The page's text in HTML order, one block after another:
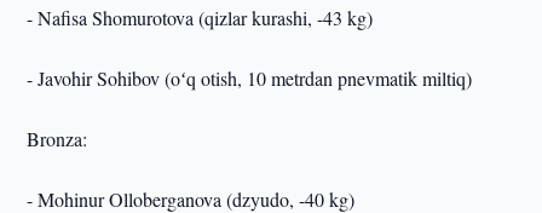
- Nafisa Shomurotova (qizlar kurashi, -43 kg)
- Javohir Sohibov (oʻq otish, 10 metrdan pnevmatik miltiq)
Bronza:
- Mohinur Olloberganova (dzyudo, -40 kg)